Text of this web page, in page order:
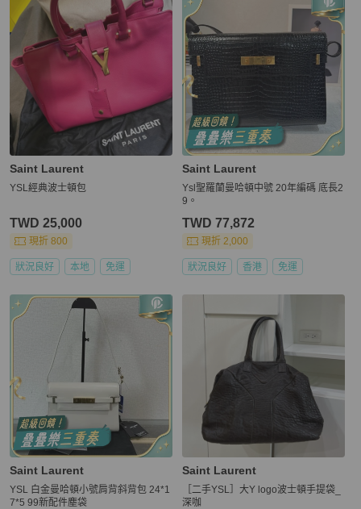
Saint Laurent
YSL經典波士頓包
TWD 25,000
現折 800
狀況良好 本地 免運
Saint Laurent
Ysl聖羅蘭曼哈頓中號 20年編碼 底長2
9。
TWD 77,872
現折 2,000
狀況良好 香港 免運
Saint Laurent
YSL 白金曼哈頓小號肩背斜背包 24*1
7*5 99新配件塵袋
Saint Laurent
［二手YSL］大Y logo波士頓手提袋_
深咖